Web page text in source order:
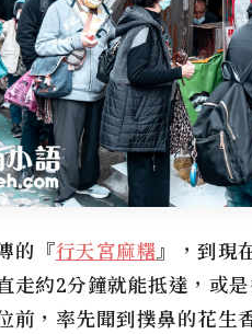
的『行天宮麻糬』，到現
走約2分鐘就能抵達，或
前，率先聞到撲鼻的花生